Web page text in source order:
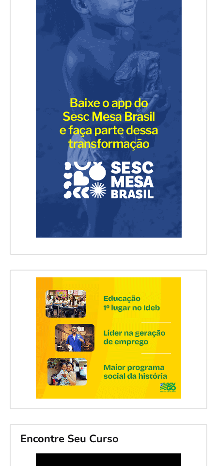
Encontre Seu Curso